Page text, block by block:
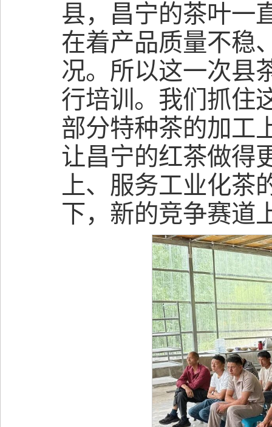
县，昌宁的茶叶一
在着产品质量不稳
况。所以这一次县
行培训。我们抓住
部分特种茶的加工
让昌宁的红茶做得
上、服务工业化茶
下，新的竞争赛道